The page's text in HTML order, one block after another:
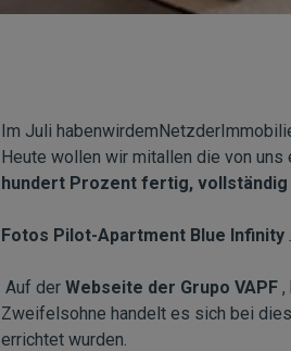
Im Juli
Heute wollen wir mitallen die von uns
hundert Prozent fertig,
Fotos Pilot-Apartment Blue Infinity .
Auf der Webseite der Grupo VAPF ,
Zweifelsohne handelt es sich bei
errichtet wurden.